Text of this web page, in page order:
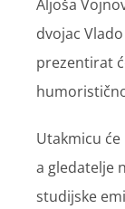
Aljoša
dvojac
prezentirat
Utakmicu
a gledatelje
studijske